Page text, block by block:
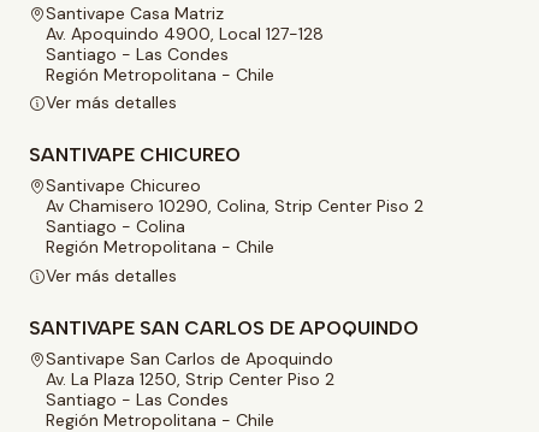
Santivape Casa Matriz
Av. Apoquindo 4900, Local 127-128
Santiago - Las Condes
Región Metropolitana - Chile
Ver más detalles
SANTIVAPE CHICUREO
Santivape Chicureo
Av Chamisero 10290, Colina, Strip Center Piso 2
Santiago - Colina
Región Metropolitana - Chile
Ver más detalles
SANTIVAPE SAN CARLOS DE APOQUINDO
Santivape San Carlos de Apoquindo
Av. La Plaza 1250, Strip Center Piso 2
Santiago - Las Condes
Región Metropolitana - Chile